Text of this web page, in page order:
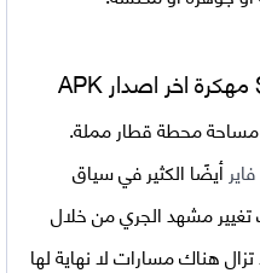
محطة قطار مملة.
أيضًا الكثير في سياق
مشهد الجري من خلال
هناك مسارات لا نهاية لها